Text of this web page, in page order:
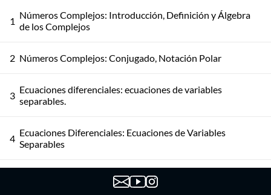
1 Números Complejos: Introducción, Definición y Álgebra
de los Complejos
2 Números Complejos: Conjugado, Notación Polar
3 Ecuaciones diferenciales: ecuaciones de variables
separables.
4 Ecuaciones Diferenciales: Ecuaciones de Variables
Separables
Ecuaciones Diferenciales: Problema de Condiciones
Iniciales. Ecuaciones Lineales de 1er Orden